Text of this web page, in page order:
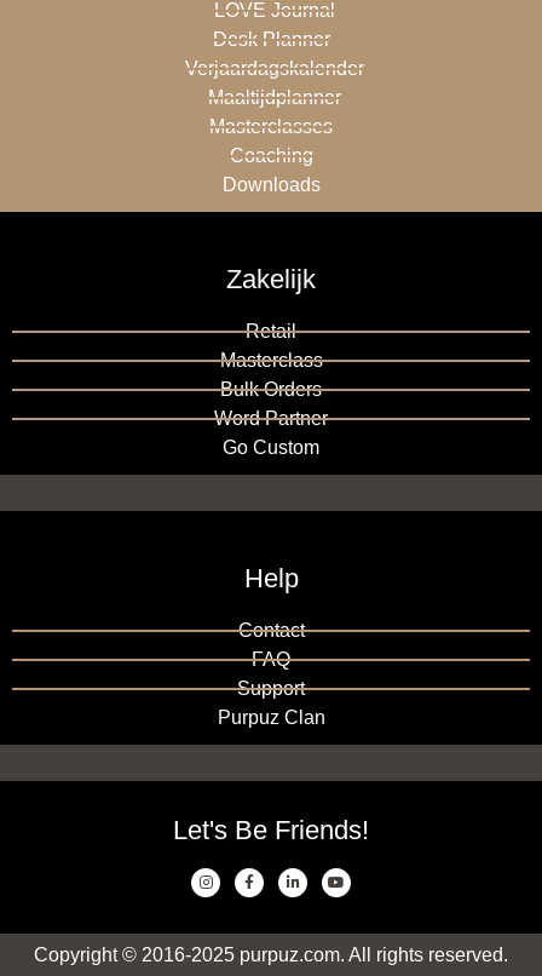
LOVE Journal
Desk Planner
Verjaardagskalender
Maaltijdplanner
Masterclasses
Coaching
Downloads
Zakelijk
Retail
Masterclass
Bulk Orders
Word Partner
Go Custom
Help
Contact
FAQ
Support
Purpuz Clan
Let's Be Friends!
Copyright © 2016-2025 purpuz.com. All rights reserved.